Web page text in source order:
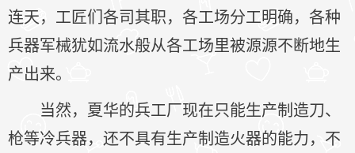
连天，工匠们各司其职，各工场分工明确，各种
兵器军械犹如流水般从各工场里被源源不断地生
产出来。
当然，夏华的兵工厂现在只能生产制造刀、
枪等冷兵器，还不具有生产制造火器的能力，不